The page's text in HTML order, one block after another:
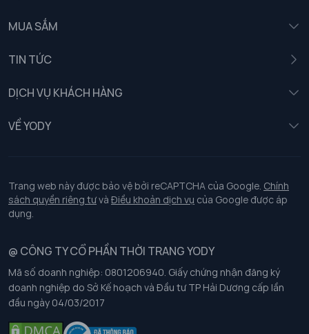
MUA SẮM
TIN TỨC
DỊCH VỤ KHÁCH HÀNG
Chính sách khách hàng thân thiết
Chính sách bảo vệ dữ liệu cá nhân
Chính sách thanh toán, giao nhận
Chính sách chất lượng và an toàn sức khoẻ nghề nghiệp
Chính sách đơn đồng phục
Hướng dẫn chọn kích thước
VỀ YODY
Tuyển dụng
Trang web này được bảo vệ bởi reCAPTCHA của Google. Chính
sách quyền riêng tưvà Điều khoản dịch vụ của Google được áp
dụng.
@ CÔNG TY CỔ PHẦN THỜI TRANG YODY
Mã số doanh nghiệp: 0801206940. Giấy chứng nhận đăng ký
doanh nghiệp do Sở Kế hoạch và Đầu tư TP Hải Dương cấp lần
đầu ngày 04/03/2017